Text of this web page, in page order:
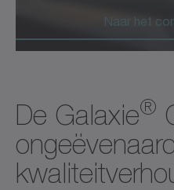
Naar het
De Galaxie®